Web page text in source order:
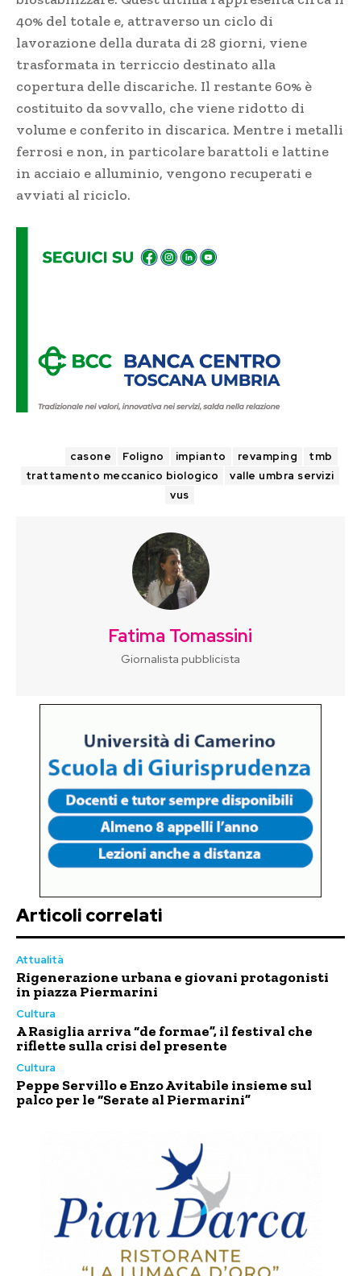
40% del totale e, attraverso un ciclo di
lavorazione della durata di 28 giorni, viene
trasformata in terriccio destinato alla
copertura delle discariche. Il restante 60% è
costituito da sovvallo, che viene ridotto di
volume e conferito in discarica. Mentre i metalli
ferrosi e non, in particolare barattoli e lattine
in acciaio e alluminio, vengono recuperati e
avviati al riciclo.
casone Foligno impianto revamping
tmb
trattamento meccanico biologico
valle umbra servizi
vus
Fatima Tomassini
Giornalista pubblicista
Articoli correlati
Attualità
Rigenerazione urbana e giovani protagonisti
in piazza Piermarini
Cultura
A Rasiglia arriva “de formae”, il festival che
riflette sulla crisi del presente
Cultura
Peppe Servillo e Enzo Avitabile insieme sul
palco per le “Serate al Piermarini”